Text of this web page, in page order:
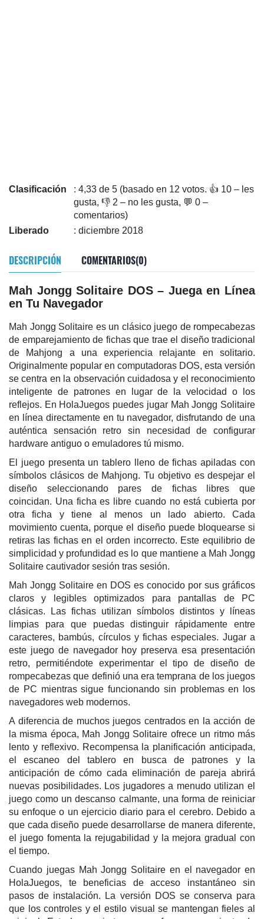
Clasificación
: 4,33 de 5 (basado en 12 votos. 👍 10 – les
gusta, 👎 2 – no les gusta, 💬 0 –
comentarios)
Liberado
: diciembre 2018
DESCRIPCIÓN COMENTARIOS(0)
Mah Jongg Solitaire DOS – Juega en Línea
en Tu Navegador
Mah Jongg Solitaire es un clásico juego de rompecabezas
de emparejamiento de fichas que trae el diseño tradicional
de Mahjong a una experiencia relajante en solitario.
Originalmente popular en computadoras DOS, esta versión
se centra en la observación cuidadosa y el reconocimiento
inteligente de patrones en lugar de la velocidad o los
reflejos. En HolaJuegos puedes jugar Mah Jongg Solitaire
en línea directamente en tu navegador, disfrutando de una
auténtica sensación retro sin necesidad de configurar
hardware antiguo o emuladores tú mismo.
El juego presenta un tablero lleno de fichas apiladas con
símbolos clásicos de Mahjong. Tu objetivo es despejar el
diseño seleccionando pares de fichas libres que
coincidan. Una ficha es libre cuando no está cubierta por
otra ficha y tiene al menos un lado abierto. Cada
movimiento cuenta, porque el diseño puede bloquearse si
retiras las fichas en el orden incorrecto. Este equilibrio de
simplicidad y profundidad es lo que mantiene a Mah Jongg
Solitaire cautivador sesión tras sesión.
Mah Jongg Solitaire en DOS es conocido por sus gráficos
claros y legibles optimizados para pantallas de PC
clásicas. Las fichas utilizan símbolos distintos y líneas
limpias para que puedas distinguir rápidamente entre
caracteres, bambús, círculos y fichas especiales. Jugar a
este juego de navegador hoy preserva esa presentación
retro, permitiéndote experimentar el tipo de diseño de
rompecabezas que definió una era temprana de los juegos
de PC mientras sigue funcionando sin problemas en los
navegadores web modernos.
A diferencia de muchos juegos centrados en la acción de
la misma época, Mah Jongg Solitaire ofrece un ritmo más
lento y reflexivo. Recompensa la planificación anticipada,
el escaneo del tablero en busca de patrones y la
anticipación de cómo cada eliminación de pareja abrirá
nuevas posibilidades. Los jugadores a menudo utilizan el
juego como un descanso calmante, una forma de reiniciar
su enfoque o un ejercicio diario para el cerebro. Debido a
que cada diseño puede desarrollarse de manera diferente,
el juego fomenta la rejugabilidad y la mejora gradual con
el tiempo.
Cuando juegas Mah Jongg Solitaire en el navegador en
HolaJuegos, te beneficias de acceso instantáneo sin
pasos de instalación. La versión DOS se conserva para
que los controles y el estilo visual se mantengan fieles al